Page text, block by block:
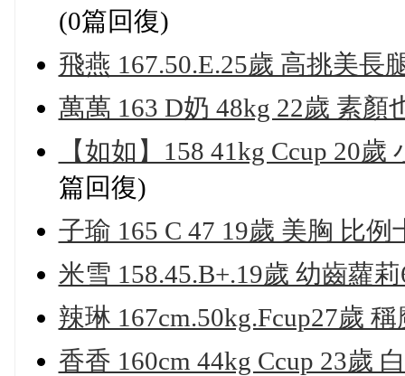
(0篇回復)
飛燕 167.50.E.25歲 高挑美長
萬萬 163 D奶 48kg 22歲 素
【如如】158 41kg Ccup 20
篇回復)
子瑜 165 C 47 19歲 美胸 比
米雪 158.45.B+.19歲 幼齒蘿
辣琳 167cm.50kg.Fcup27歲
香香 160cm 44kg Ccup 23歲